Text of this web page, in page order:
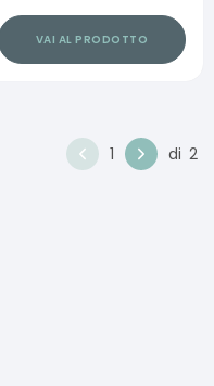
VAI AL PRODOTTO
1 di 2